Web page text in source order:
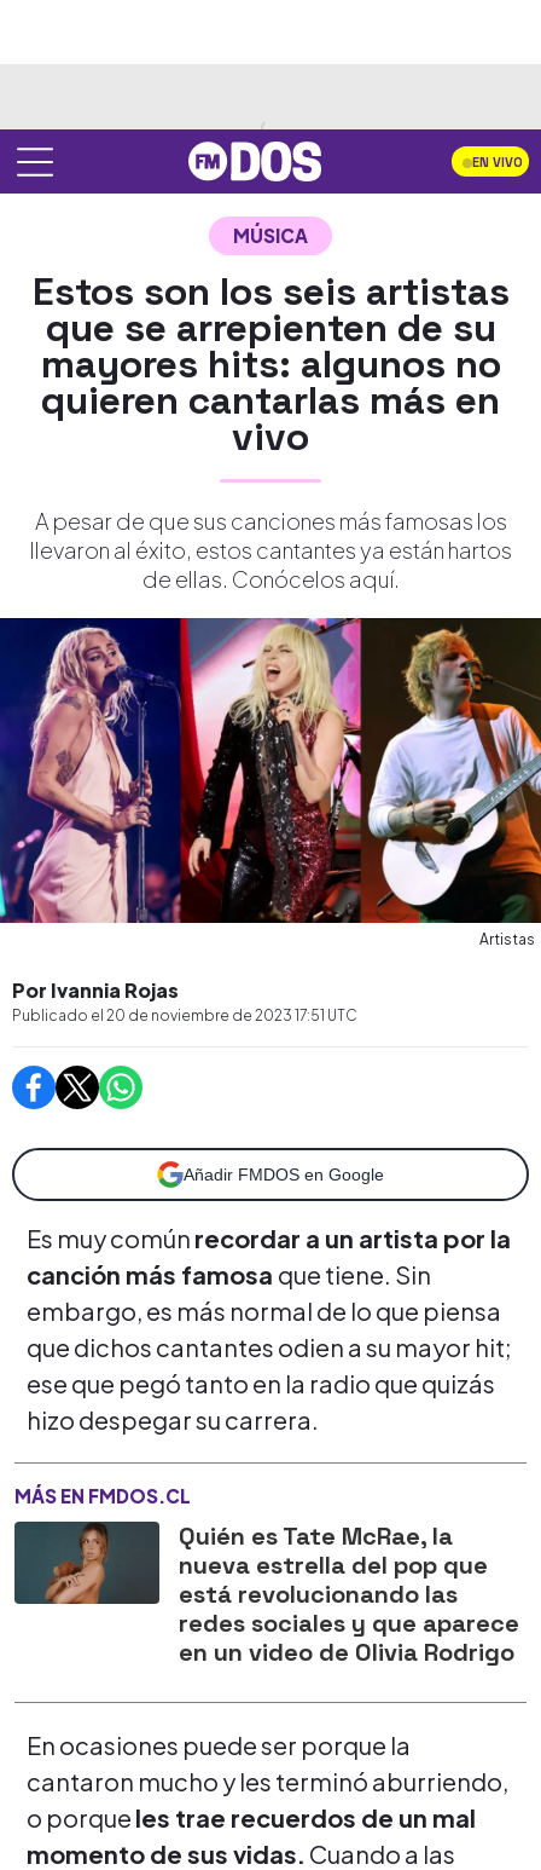
EN VIVO
MÚSICA
Estos son los seis artistas
que se arrepienten de su
mayores hits: algunos no
quieren cantarlas más en
vivo
A pesar de que sus canciones más famosas los
llevaron al éxito, estos cantantes ya están hartos
de ellas. Conócelos aquí.
Artistas
Por Ivannia Rojas
Publicado el 20 de noviembre de 2023 17:51 UTC
Añadir FMDOS en Google
Es muy común recordar a un artista por la
canción más famosa que tiene. Sin
embargo, es más normal de lo que piensa
que dichos cantantes odien a su mayor hit;
ese que pegó tanto en la radio que quizás
hizo despegar su carrera.
MÁS EN FMDOS.CL
Quién es Tate McRae, la
nueva estrella del pop que
está revolucionando las
redes sociales y que aparece
en un video de Olivia Rodrigo
En ocasiones puede ser porque la
cantaron mucho y les terminó aburriendo,
o porque les trae recuerdos de un mal
momento de sus vidas. Cuando a las